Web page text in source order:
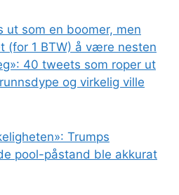
ut som en boomer, men
(for 1 BTW) å være nesten
40 tweets som roper ut
og virkelig ville
Trumps
pool-påstand ble akkurat